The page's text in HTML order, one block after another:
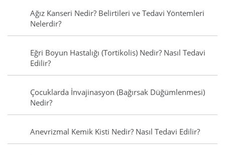
Ağız Kanseri Nedir? Belirtileri ve Tedavi Yöntemleri
Nelerdir?
Eğri Boyun Hastalığı (Tortikolis) Nedir? Nasıl Tedavi
Edilir?
Çocuklarda İnvajinasyon (Bağırsak Düğümlenmesi)
Nedir?
Anevrizmal Kemik Kisti Nedir? Nasıl Tedavi Edilir?